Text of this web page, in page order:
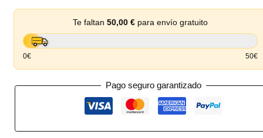
Te faltan 50,00 €para envío gratuito
0€ 50€
Pago seguro garantizado